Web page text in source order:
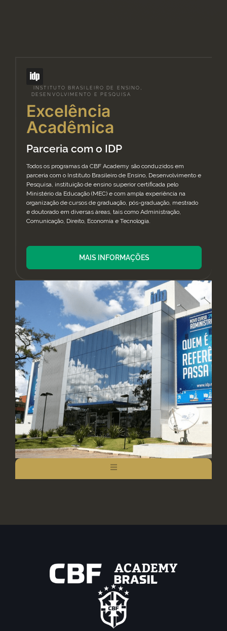
INSTITUTO BRASILEIRO DE ENSINO,
DESENVOLVIMENTO E PESQUISA
Excelência
Acadêmica
Parceria com o IDP
Todos os programas da CBF Academy são conduzidos em
parceria com o Instituto Brasileiro de Ensino, Desenvolvimento e
Pesquisa, instituição de ensino superior certificada pelo
Ministério da Educação (MEC) e com ampla experiência na
organização de cursos de graduação, pós-graduação, mestrado
e doutorado em diversas áreas, tais como Administração,
Comunicação, Direito, Economia e Tecnologia.
MAIS INFORMAÇÕES